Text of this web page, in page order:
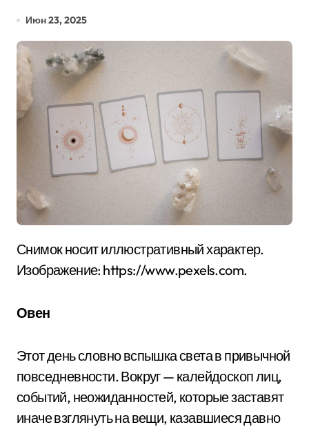
Июн 23, 2025
Снимок носит иллюстративный характер.
Изображение: https://www.pexels.com.
Овен
Этот день словно вспышка света в привычной
повседневности. Вокруг — калейдоскоп лиц,
событий, неожиданностей, которые заставят
иначе взглянуть на вещи, казавшиеся давно